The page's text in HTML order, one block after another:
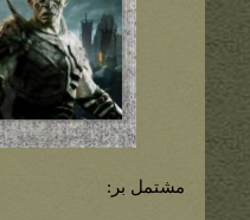
مشتمل بر: